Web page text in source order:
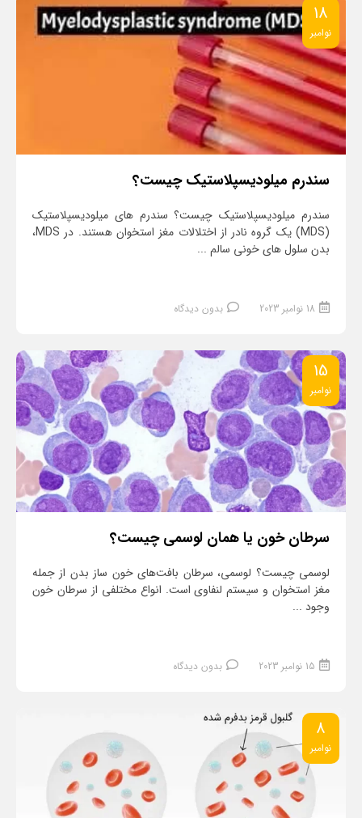
ادامه مطلب
18
نوامبر
سندرم میلودیسپلاستیک چیست؟
سندرم میلودیسپلاستیک چیست؟ سندرم های میلودیسپلاستیک
(MDS) یک گروه نادر از اختلالات مغز استخوان هستند. در MDS،
بدن سلول های خونی سالم ...
18 نوامبر 2023 بدون دیدگاه
ادامه مطلب
15
نوامبر
سرطان خون یا همان لوسمی چیست؟
لوسمی چیست؟ لوسمی، سرطان بافت‌های خون ساز بدن از جمله
مغز استخوان و سیستم لنفاوی است. انواع مختلفی از سرطان خون
وجود ...
15 نوامبر 2023 بدون دیدگاه
ادامه مطلب
8
نوامبر